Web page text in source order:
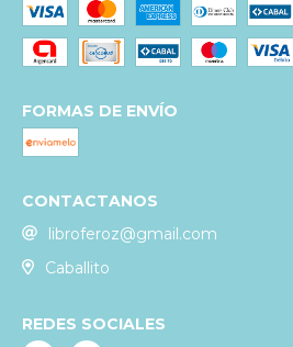
FORMAS DE ENVÍO
CONTACTANOS
libroferoz@gmail.com
Caballito
REDES SOCIALES